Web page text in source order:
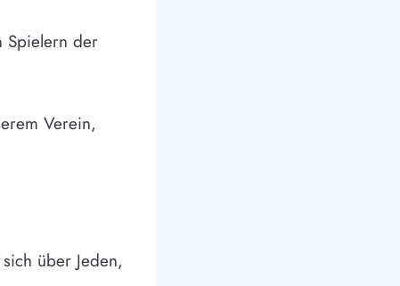
Spielern der
Verein,
über Jeden,